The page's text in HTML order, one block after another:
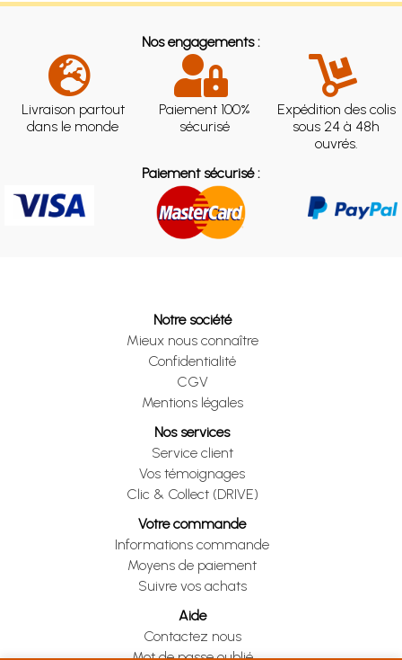
Nos engagements :
Livraison partout
dans le monde
Paiement 100%
sécurisé
Expédition des colis
sous 24 à 48h
ouvrés.
Paiement sécurisé :
Notre société
Mieux nous connaître
Confidentialité
CGV
Mentions légales
Nos services
Service client
Vos témoignages
Clic & Collect (DRIVE)
Votre commande
Informations commande
Moyens de paiement
Suivre vos achats
Aide
Contactez nous
Mot de passe oublié